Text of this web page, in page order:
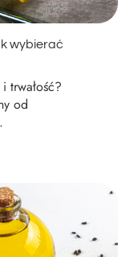
wybierać
trwałość?
od